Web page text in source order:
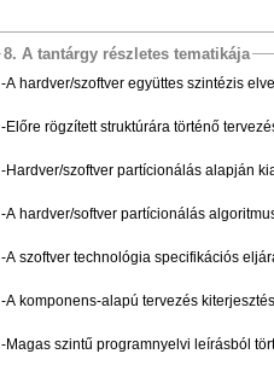
8. A tantárgy részletes tematikája
-A hardver/szoftver együttes szintézis
-Előre rögzített struktúrára történő
-Hardver/szoftver partícionálás alapján
-A hardver/softver partícionálás
-A szoftver technológia specifikációs
-A komponens-alapú tervezés
-Magas szintű programnyelvi leírásból